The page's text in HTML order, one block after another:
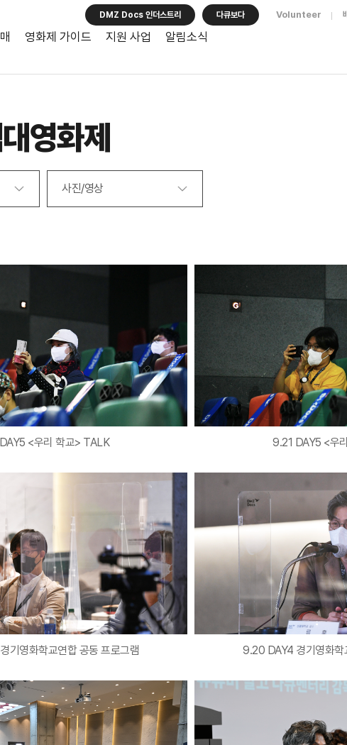
영화제 가이드 지원 사업 알림소식
DMZ Docs 인더스트리 다큐보다 Volunteer
영화제
사진/영상
<우리 학교> TALK 9.21 DAY5 <우
기영화학교연합 공동 프로그램 9.20 DAY4 경기영화학